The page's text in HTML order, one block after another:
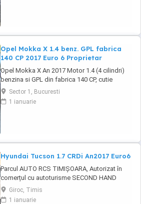
Opel Mokka X 1.4 benz. GPL fabrica
140 CP 2017 Euro 6 Proprietar
Opel Mokka X An 2017 Motor 1.4 (4 cilindri)
benzina si GPL din fabrica 140 CP, cutie
manuala 6 trepte, distributie lant, Rulaj
182.550 km reali, certificati, carte service
completa, adusa in decembrie 2021 din
Sector 1, Bucuresti
1 ianuarie
Hyundai Tucson 1.7 CRDi An2017 Euro6
Parcul AUTO RCS TIMIȘOARA, Autorizat în
comerțul cu autoturisme SECOND HAND
IMPORT, - LIVRARE GRATUITĂ LA DOMICILIUL
CLIENTULUI (200KM) -Factura se va emite în
Giroc, Timis
1 ianuarie